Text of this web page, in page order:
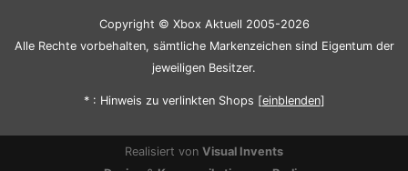
Copyright © Xbox Aktuell 2005-2026
Alle Rechte vorbehalten, sämtliche Markenzeichen sind Eigentum der
jeweiligen Besitzer.
* : Hinweis zu verlinkten Shops [einblenden]
Realisiert von Visual Invents